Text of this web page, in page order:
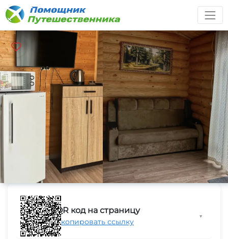
QR код на страницу
Скопировать ссылку
▼